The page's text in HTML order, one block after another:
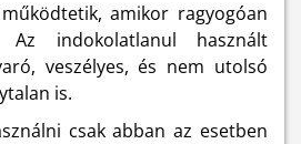
amikor ragyogóan
indokolatlanul használt
veszélyes, és nem utolsó
is.
csak abban az esetben